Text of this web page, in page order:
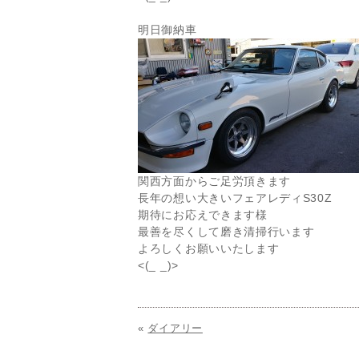
明日御納車
関西方面からご足労頂きます
長年の想い大きいフェアレディS30Z
期待にお応えできます様
最善を尽くして磨き清掃行います
よろしくお願いいたします
<(_ _)>
« ダイアリー